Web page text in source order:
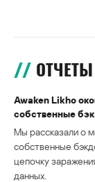
ОТЧЕТЫ
Awaken Likho
собственные
Мы рассказали о
собственные
цепочку
данных.